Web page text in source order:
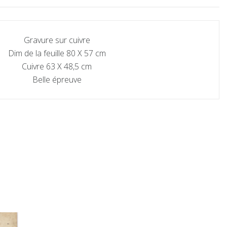
Gravure sur cuivre
Dim de la feuille 80 X 57 cm
Cuivre 63 X 48,5 cm
Belle épreuve